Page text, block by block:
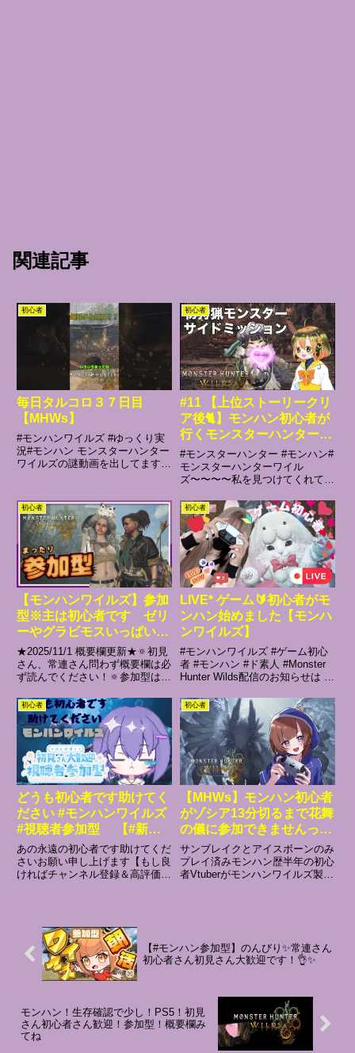
関連記事
初心者
毎日タルコロ３７日目
【MHWs】
#モンハンワイルズ #ゆっくり実
況#モンハン モンスターハンター
ワイルズの謎動画を出してます。
っているクイツキガマ亜種 ライ
ズから初めてそこそこうまい！ヒ
トダマドリ モンハン初心者...
初心者
#11 【上位ストーリークリ
ア後🐈】モンハン初心者が
行くモンスターハンターワ
イルズ！
MonsterHunterWilds
【PS5配信】
#モンスターハンター #モンハン#
モンスターハンターワイル
ズ〜〜〜〜私を見つけてくれてあ
なところだけ読んでね〜！初見さ
んも常連さんも楽しんで貰えます
ように！🫰🏻🤍 ̖́-どなたでも気軽
に話しかけてね✨チャンネル...
初心者
【モンハンワイルズ】参加
型※主は初心者です ゼリ
ーやグラビモスいっぱい行
こ
★2025/11/1 概要欄更新★🔅初見
さん、常連さん問わず概要欄は必
ず読んでください！🔅参加型はコ
ますが呼びかけに1分以上応答が
ない場合は飛ばします。🔅荒らし
は無視してください。こちらで対
処します。🔅ルール無...
初心者
LIVE* ゲーム🔰初心者がモ
ンハン始めました【モンハ
ンワイルズ】
#モンハンワイルズ #ゲーム初心
者 #モンハン #ド素人 #Monster
Hunter Wilds配信のお知らせは X
ム完全ド素人🔰です。また、武器
やクエストより、ファッション、
メイク、ダンスや歌姫さん...
初心者
どうも初心者です助けてく
ださい #モンハンワイルズ
#視聴者参加型 【#新人
vtuberを発掘せよ #vtuber
】
あの永遠の初心者です助けてくだ
さいお願い申し上げます【もし良
ければチャンネル登録＆高評価し
ただく場合がございます。あらか
じめご了承くださいます...
初心者
【MHWs】モンハン初心者
がゾシア13分切るまで花舞
の儀に参加できませんっ
っ！！！太刀うまくなるぞ
ー！！！【モンスターハン
ターワイルズ製品版】
サンブレイクとアイスボーンのみ
プレイ済みモンハン歴半年の初心
者Vtuberがモンハンワイルズ製品
【#モンハン参加型】のんびり✨常連さん
初心者さん初見さん大歓迎です！👌✨
モンハン！生存確認で少し！PS5！初見
さん初心者さん歓迎！参加型！概要欄み
てね